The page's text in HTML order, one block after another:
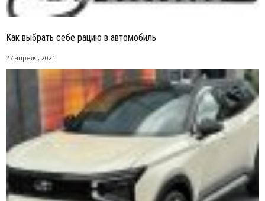
Как выбрать себе рацию в автомобиль
27 апреля, 2021